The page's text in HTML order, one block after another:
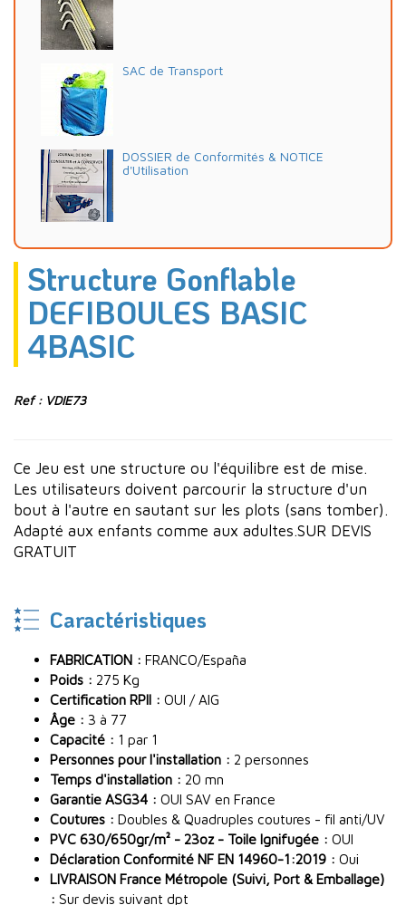
SAC de Transport
DOSSIER de Conformités & NOTICE
d'Utilisation
Structure Gonflable
DEFIBOULES BASIC
4BASIC
Ref : VDIE73
Ce Jeu est une structure ou l'équilibre est de mise.
Les utilisateurs doivent parcourir la structure d'un
bout à l'autre en sautant sur les plots (sans tomber).
Adapté aux enfants comme aux adultes.SUR DEVIS
GRATUIT
Caractéristiques
FABRICATION : FRANCO/España
Poids : 275 Kg
Certification RPII : OUI / AIG
Âge : 3 à 77
Capacité : 1 par 1
Personnes pour l'installation : 2 personnes
Temps d'installation : 20 mn
Garantie ASG34 : OUI SAV en France
Coutures : Doubles & Quadruples coutures - fil anti/UV
PVC 630/650gr/m² - 23oz - Toile Ignifugée : OUI
Déclaration Conformité NF EN 14960-1:2019 : Oui
LIVRAISON France Métropole (Suivi, Port & Emballage)
: Sur devis suivant dpt